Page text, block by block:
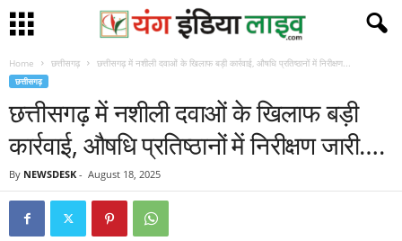
Home छत्तीसगढ़ छत्तीसगढ़ में नशीली दवाओं के खिलाफ बड़ी कार्रवाई, औषधि प्रतिष्ठानों में निरीक्षण...
छत्तीसगढ़
छत्तीसगढ़ में नशीली दवाओं के खिलाफ बड़ी
कार्रवाई, औषधि प्रतिष्ठानों में निरीक्षण जारी….
By NEWSDESK - August 18, 2025